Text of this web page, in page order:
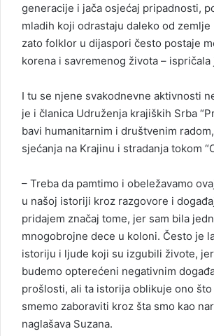
generacije i jača osjećaj pripadnosti,
mladih koji odrastaju daleko od zemlje
zato folklor u dijaspori često postaje
korena i savremenog života – ispričala
I tu se njene svakodnevne aktivnosti
je i članica Udruženja krajiških Srba
bavi humanitarnim i društvenim
sjećanja na Krajinu i stradanja tokom
– Treba da pamtimo i obeležavamo
u našoj istoriji kroz razgovore i
pridajem značaj tome, jer sam bila
mnogobrojne dece u koloni. Često je
istoriju i ljude koji su izgubili živote,
budemo opterećeni negativnim
prošlosti, ali ta istorija oblikuje ono
smemo zaboraviti kroz šta smo kao
naglašava Suzana.